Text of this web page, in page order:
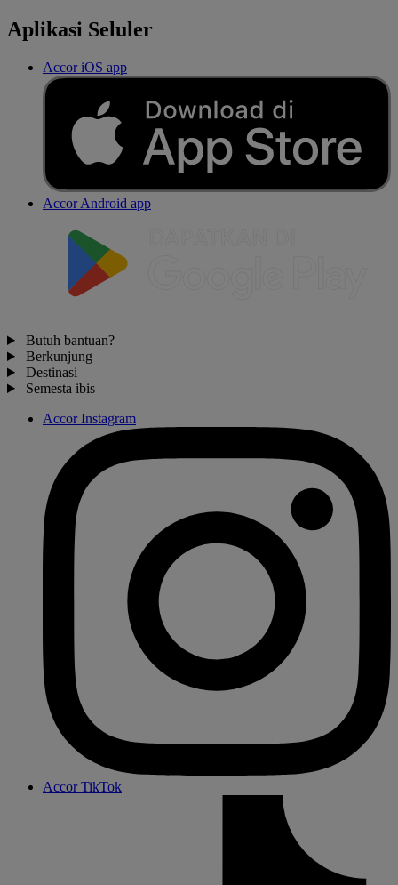
Aplikasi Seluler
Accor iOS app
Accor Android app
Butuh bantuan?
Berkunjung
Destinasi
Semesta ibis
Accor Instagram
Accor TikTok